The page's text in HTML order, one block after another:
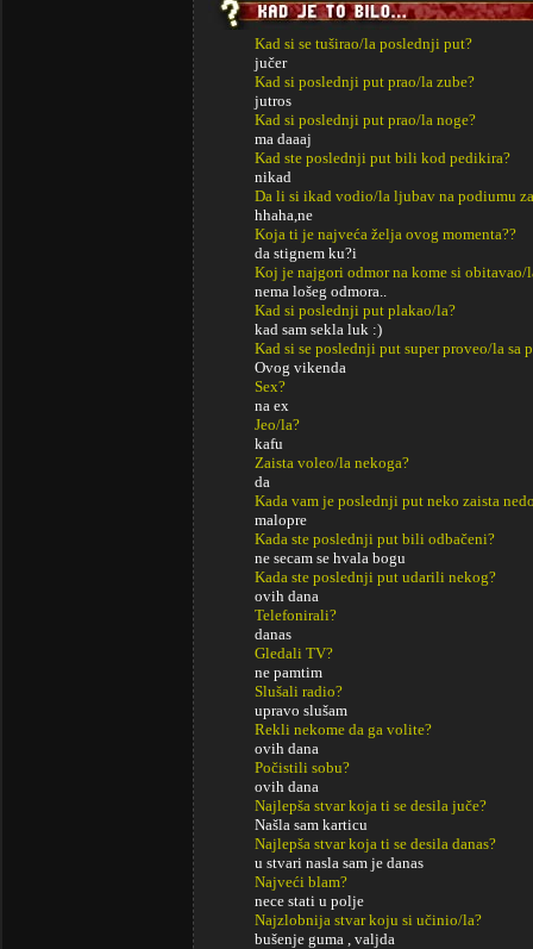
Kad si se tuširao/la poslednji put?
jučer
Kad si poslednji put prao/la zube?
jutros
Kad si poslednji put prao/la noge?
ma daaaj
Kad ste poslednji put bili kod pedikira?
nikad
Da li si ikad vodio/la ljubav na podiumu
hhaha,ne
Koja ti je najveća želja ovog momenta??
da stignem ku?i
Koj je najgori odmor na kome si obitavao/
nema lošeg odmora..
Kad si poslednji put plakao/la?
kad sam sekla luk :)
Kad si se poslednji put super proveo/la sa
Ovog vikenda
Sex?
na ex
Jeo/la?
kafu
Zaista voleo/la nekoga?
da
Kada vam je poslednji put neko zaista
malopre
Kada ste poslednji put bili odbačeni?
ne secam se hvala bogu
Kada ste poslednji put udarili nekog?
ovih dana
Telefonirali?
danas
Gledali TV?
ne pamtim
Slušali radio?
upravo slušam
Rekli nekome da ga volite?
ovih dana
Počistili sobu?
ovih dana
Najlepša stvar koja ti se desila juče?
Našla sam karticu
Najlepša stvar koja ti se desila danas?
u stvari nasla sam je danas
Najveći blam?
nece stati u polje
Najzlobnija stvar koju si učinio/la?
bušenje guma , valjda